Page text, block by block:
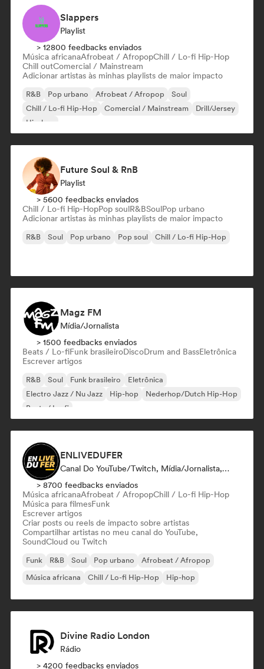
Slappers
Playlist
> 12800 feedbacks enviados
Música africanaAfrobeat / AfropopChill / Lo-fi Hip-Hop
Chill outComercial / Mainstream
Adicionar artistas às minhas playlists de maior impacto
R&B Pop urbano Afrobeat / Afropop
Soul
Chill / Lo-fi Hip-Hop
Comercial / Mainstream
Drill/Jersey
Hip-hop
Future Soul & RnB
Playlist
> 5600 feedbacks enviados
Chill / Lo-fi Hip-HopPop soulR&BSoulPop urbano
Adicionar artistas às minhas playlists de maior impacto
R&B Soul Pop urbano Pop soul Chill / Lo-fi Hip-Hop
Magz FM
Mídia/Jornalista
> 1500 feedbacks enviados
Beats / Lo-fiFunk brasileiroDiscoDrum and BassEletrônica
Escrever artigos
R&B Soul Funk brasileiro
Eletrônica
Electro Jazz / Nu Jazz
Hip-hop
Nederhop/Dutch Hip-Hop
Beats / Lo-fi
ENLIVEDUFER
Canal Do YouTube/Twitch, Mídia/Jornalista, Influenciador
> 8700 feedbacks enviados
Música africanaAfrobeat / AfropopChill / Lo-fi Hip-Hop
Música para filmesFunk
Escrever artigos
Criar posts ou reels de impacto sobre artistas
Compartilhar artistas no meu canal do YouTube,
SoundCloud ou Twitch
Funk R&B Soul Pop urbano
Afrobeat / Afropop
Música africana
Chill / Lo-fi Hip-Hop Hip-hop
Divine Radio London
Rádio
> 4200 feedbacks enviados